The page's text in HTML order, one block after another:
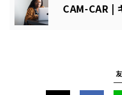
CAM-CAR |